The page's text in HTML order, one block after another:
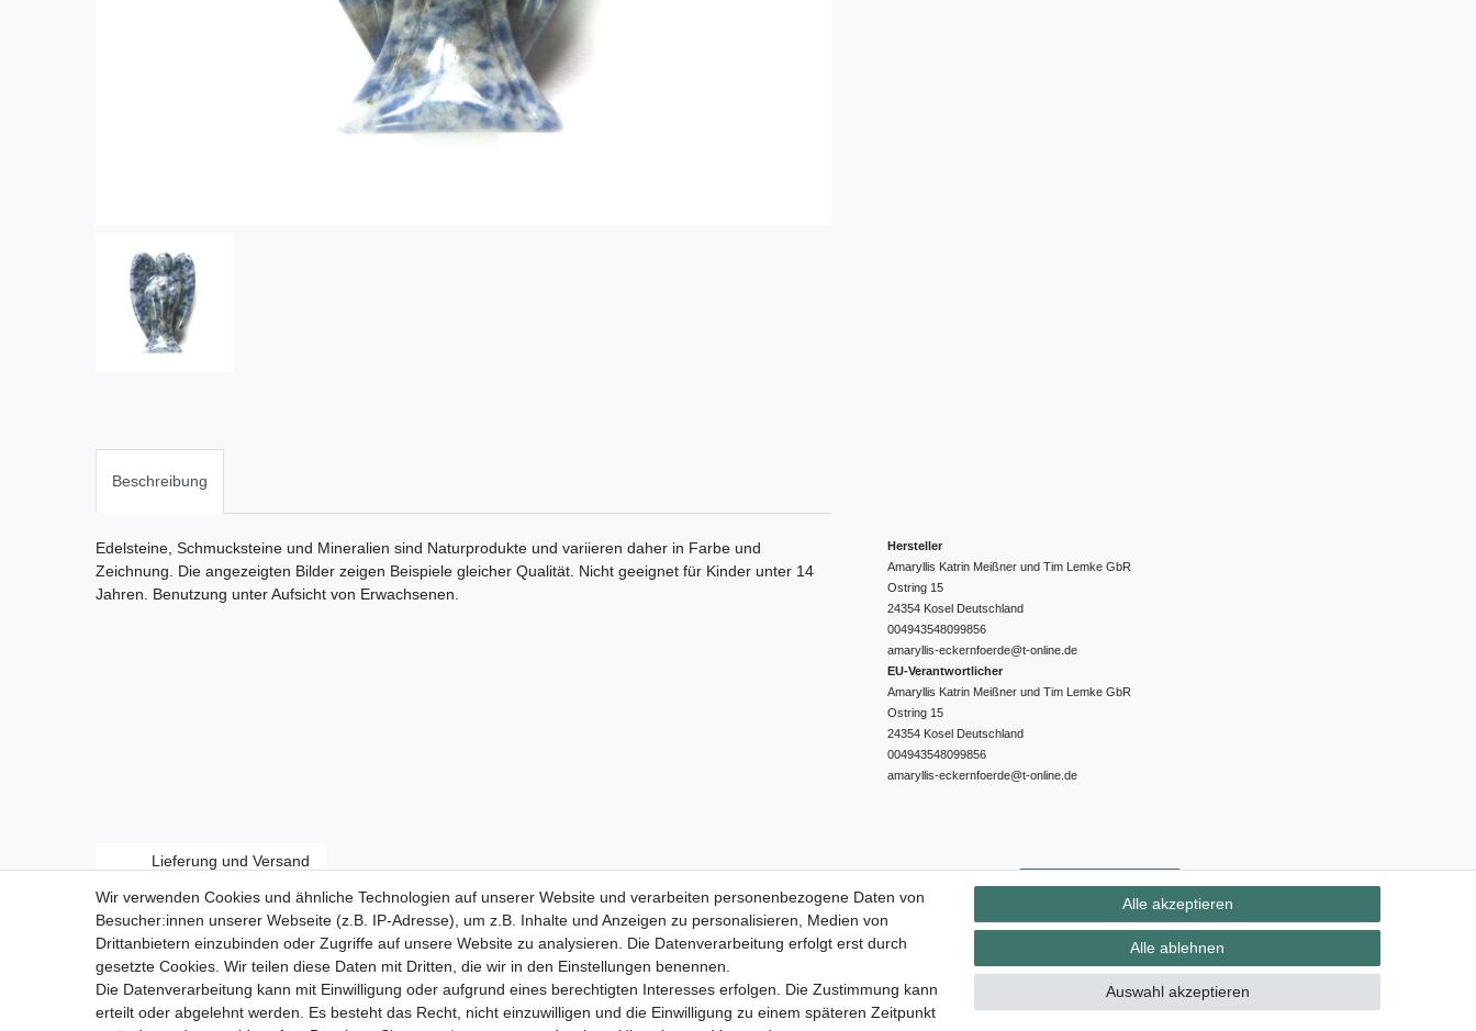
Beschreibung
Edelsteine, Schmucksteine und Mineralien sind Naturprodukte und variieren daher in Farbe und
Zeichnung. Die angezeigten Bilder zeigen Beispiele gleicher Qualität. Nicht geeignet für Kinder unter 14
Jahren. Benutzung unter Aufsicht von Erwachsenen.
Hersteller
Amaryllis Katrin Meißner und Tim Lemke GbR
Ostring 15
24354 Kosel Deutschland
004943548099856
amaryllis-eckernfoerde@t-online.de
EU-Verantwortlicher
Amaryllis Katrin Meißner und Tim Lemke GbR
Ostring 15
24354 Kosel Deutschland
004943548099856
amaryllis-eckernfoerde@t-online.de
Lieferung und Versand
Widerrufs­recht Vertrag widerrufen Kontakt
Zahlungsarten:
Wir verwenden Cookies und ähnliche Technologien auf unserer Website und verarbeiten personenbezogene Daten von
Besucher:innen unserer Webseite (z.B. IP-Adresse), um z.B. Inhalte und Anzeigen zu personalisieren, Medien von
Drittanbietern einzubinden oder Zugriffe auf unsere Website zu analysieren. Die Datenverarbeitung erfolgt erst durch
gesetzte Cookies. Wir teilen diese Daten mit Dritten, die wir in den Einstellungen benennen.
Die Datenverarbeitung kann mit Einwilligung oder aufgrund eines berechtigten Interesses erfolgen. Die Zustimmung kann
erteilt oder abgelehnt werden. Es besteht das Recht, nicht einzuwilligen und die Einwilligung zu einem späteren Zeitpunkt
Alle akzeptieren
Alle ablehnen
Auswahl akzeptieren